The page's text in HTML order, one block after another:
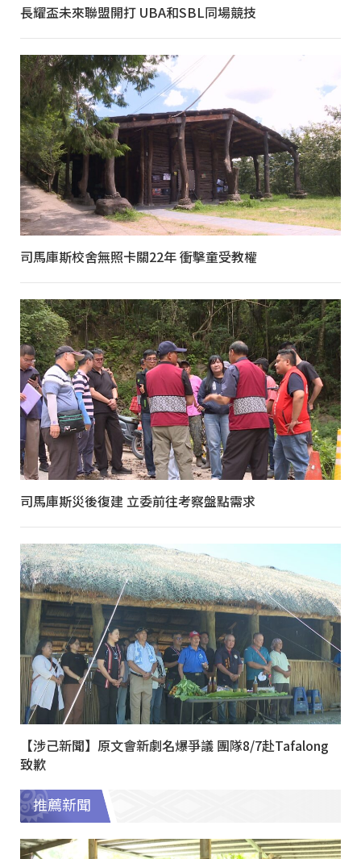
長耀盃未來聯盟開打 UBA和SBL同場競技
司馬庫斯校舍無照卡關22年 衝擊童受教權
司馬庫斯災後復建 立委前往考察盤點需求
【涉己新聞】原文會新劇名爆爭議 團隊8/7赴Tafalong
致歉
推薦新聞